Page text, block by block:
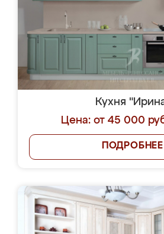
Кухня
Цена: от 45 000
ПОДРОБНЕЕ